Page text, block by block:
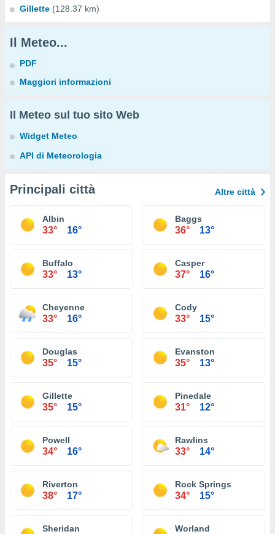
Gillette (128.37 km)
Il Meteo...
PDF
Maggiori informazioni
Il Meteo sul tuo sito Web
Widget Meteo
API di Meteorologia
Principali città Altre città
Albin
33° 16°
Baggs
36° 13°
Buffalo
33° 13°
Casper
37° 16°
Cheyenne
33° 16°
Cody
33° 15°
Douglas
35° 15°
Evanston
35° 13°
Gillette
35° 15°
Pinedale
31° 12°
Powell
34° 16°
Rawlins
33° 14°
Riverton
38° 17°
Rock Springs
34° 15°
Sheridan Worland